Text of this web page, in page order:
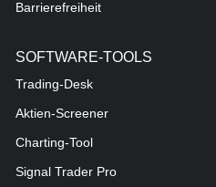
Barrierefreiheit
SOFTWARE-TOOLS
Trading-Desk
Aktien-Screener
Charting-Tool
Signal Trader Pro